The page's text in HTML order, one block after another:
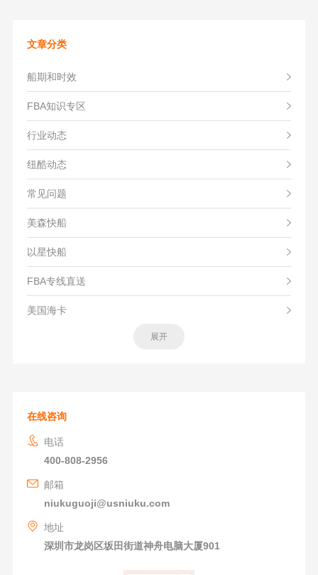
文章分类
船期和时效
FBA知识专区
行业动态
纽酷动态
常见问题
美森快船
以星快船
FBA专线直送
美国海卡
展开
在线咨询
电话
400-808-2956
邮箱
niukuguoji@usniuku.com
地址
深圳市龙岗区坂田街道神舟电脑大厦901